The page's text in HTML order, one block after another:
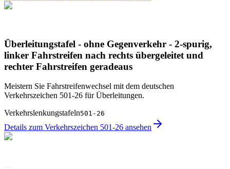
Überleitungstafel - ohne Gegenverkehr - 2-spurig,
linker Fahrstreifen nach rechts übergeleitet und
rechter Fahrstreifen geradeaus
Meistern Sie Fahrstreifenwechsel mit dem deutschen
Verkehrszeichen 501-26 für Überleitungen.
Verkehrslenkungstafeln501-26
Details zum Verkehrszeichen 501-26 ansehen